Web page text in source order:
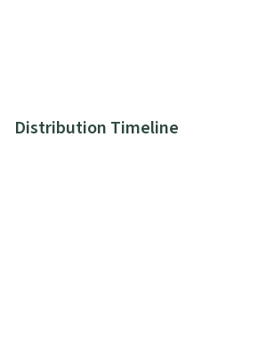
Distribution Timeline